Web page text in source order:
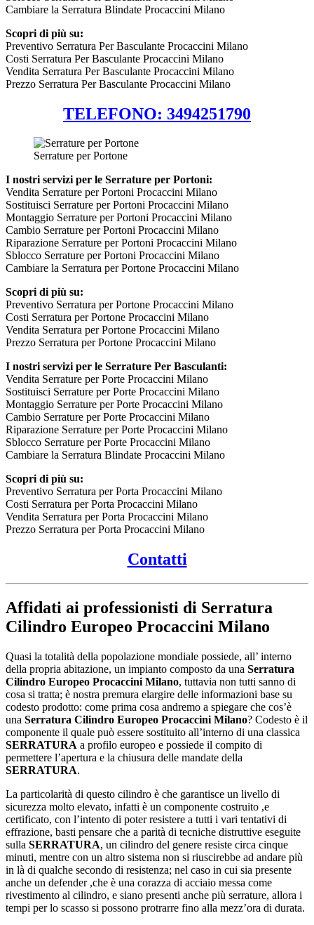
Cambiare la Serratura Blindate Procaccini Milano
Scopri di più su:
Preventivo Serratura Per Basculante Procaccini Milano
Costi Serratura Per Basculante Procaccini Milano
Vendita Serratura Per Basculante Procaccini Milano
Prezzo Serratura Per Basculante Procaccini Milano
TELEFONO: 3494251790
Serrature per Portone
I nostri servizi per le Serrature per Portoni:
Vendita Serrature per Portoni Procaccini Milano
Sostituisci Serrature per Portoni Procaccini Milano
Montaggio Serrature per Portoni Procaccini Milano
Cambio Serrature per Portoni Procaccini Milano
Riparazione Serrature per Portoni Procaccini Milano
Sblocco Serrature per Portoni Procaccini Milano
Cambiare la Serratura per Portone Procaccini Milano
Scopri di più su:
Preventivo Serratura per Portone Procaccini Milano
Costi Serratura per Portone Procaccini Milano
Vendita Serratura per Portone Procaccini Milano
Prezzo Serratura per Portone Procaccini Milano
I nostri servizi per le Serrature Per Basculanti:
Vendita Serrature per Porte Procaccini Milano
Sostituisci Serrature per Porte Procaccini Milano
Montaggio Serrature per Porte Procaccini Milano
Cambio Serrature per Porte Procaccini Milano
Riparazione Serrature per Porte Procaccini Milano
Sblocco Serrature per Porte Procaccini Milano
Cambiare la Serratura Blindate Procaccini Milano
Scopri di più su:
Preventivo Serratura per Porta Procaccini Milano
Costi Serratura per Porta Procaccini Milano
Vendita Serratura per Porta Procaccini Milano
Prezzo Serratura per Porta Procaccini Milano
Contatti
Affidati ai professionisti di Serratura
Cilindro Europeo Procaccini Milano
Quasi la totalità della popolazione mondiale possiede, all’ interno
della propria abitazione, un impianto composto da una Serratura
Cilindro Europeo Procaccini Milano, tuttavia non tutti sanno di
cosa si tratta; è nostra premura elargire delle informazioni base su
codesto prodotto: come prima cosa andremo a spiegare che cos’è
una Serratura Cilindro Europeo Procaccini Milano? Codesto è il
componente il quale può essere sostituito all’interno di una classica
SERRATURA a profilo europeo e possiede il compito di
permettere l’apertura e la chiusura delle mandate della
SERRATURA.
La particolarità di questo cilindro è che garantisce un livello di
sicurezza molto elevato, infatti è un componente costruito ,e
certificato, con l’intento di poter resistere a tutti i vari tentativi di
effrazione, basti pensare che a parità di tecniche distruttive eseguite
sulla SERRATURA, un cilindro del genere resiste circa cinque
minuti, mentre con un altro sistema non si riuscirebbe ad andare più
in là di qualche secondo di resistenza; nel caso in cui sia presente
anche un defender ,che è una corazza di acciaio messa come
rivestimento al cilindro, e siano presenti anche più serrature, allora i
tempi per lo scasso si possono protrarre fino alla mezz’ora di durata.